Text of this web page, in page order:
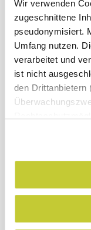
Wir verwenden
zugeschnittene
pseudonymisiert.
Umfang nutzen.
verarbeitet und
ist nicht
den Drittanbietern
einer möglichen
Naturpark
Haben Sie
+43 2728 21100
info@naturpark-
Startseite